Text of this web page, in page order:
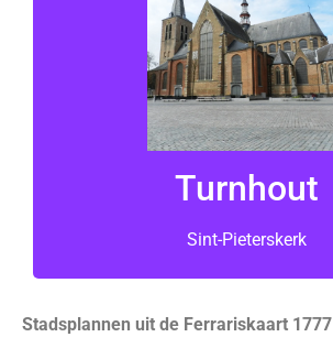
Turnhout
Sint-Pieterskerk
Turnhout
Sint-Pieterskerk
Hier is het
Stadsplannen uit de Ferrariskaart 1777